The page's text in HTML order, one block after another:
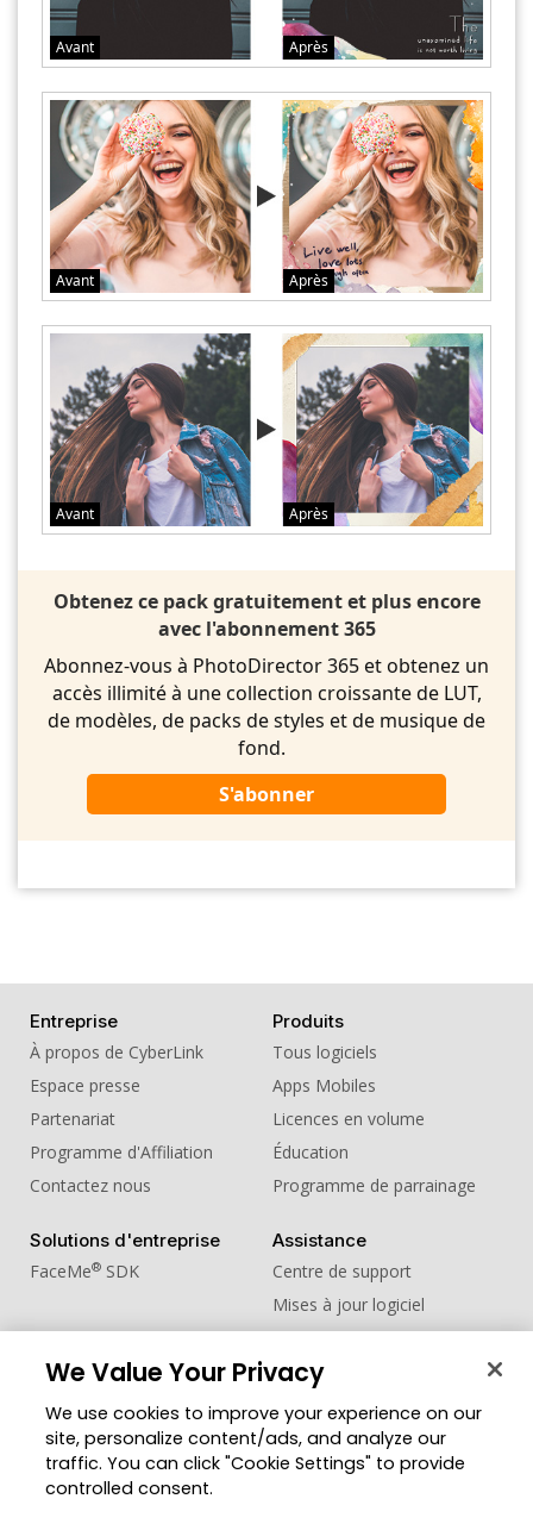
Avant Après
Avant Après
Avant Après
Obtenez ce pack gratuitement et plus encore
avec l'abonnement 365
Abonnez-vous à PhotoDirector 365 et obtenez un
accès illimité à une collection croissante de LUT,
de modèles, de packs de styles et de musique de
fond.
S'abonner
Entreprise
À propos de CyberLink
Espace presse
Partenariat
Programme d'Affiliation
Contactez nous
Produits
Tous logiciels
Apps Mobiles
Licences en volume
Éducation
Programme de parrainage
Solutions d'entreprise
FaceMe® SDK
Assistance
Centre de support
Mises à jour logiciel
Centre d'apprentissage
Zone des Membres
Blog
Changer de région
We Value Your Privacy
We use cookies to improve your experience on our
site, personalize content/ads, and analyze our
traffic. You can click "Cookie Settings" to provide
controlled consent.